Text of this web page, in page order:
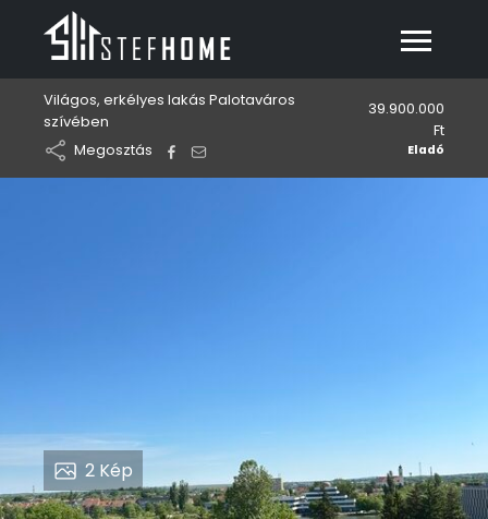
Világos, erkélyes lakás Palotaváros
szívében
Megosztás
39.900.000
Ft
Eladó
2 Kép